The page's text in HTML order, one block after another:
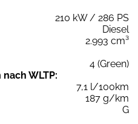
210 kW / 286 PS
Diesel
2.993 cm³
4 (Green)
WLTP:
7,1 l/100km
187 g/km
G